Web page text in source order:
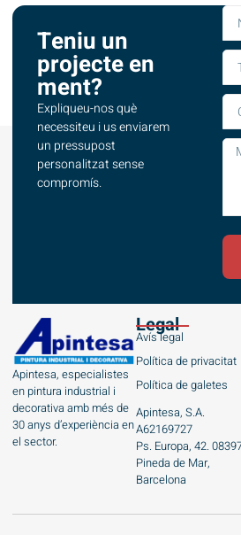
Teniu un
projecte en
ment?
Expliqueu-nos què
necessiteu i us enviarem
un pressupost
personalitzat sense
compromís.
Apintesa, especialistes
en pintura industrial i
decorativa amb més de
30 anys d’experiència en
el sector.
Legal
Avís legal
Política de privacitat
Política de galetes
Apintesa, S.A.
A62169727
Ps. Europa, 42.
Pineda de Mar,
Barcelona